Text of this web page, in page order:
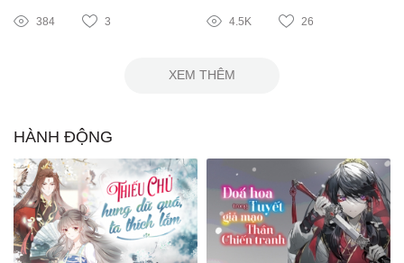
384 3 4.5K 26
XEM THÊM
HÀNH ĐỘNG